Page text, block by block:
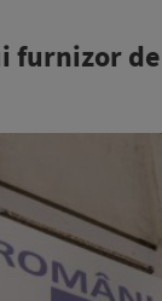
furnizor